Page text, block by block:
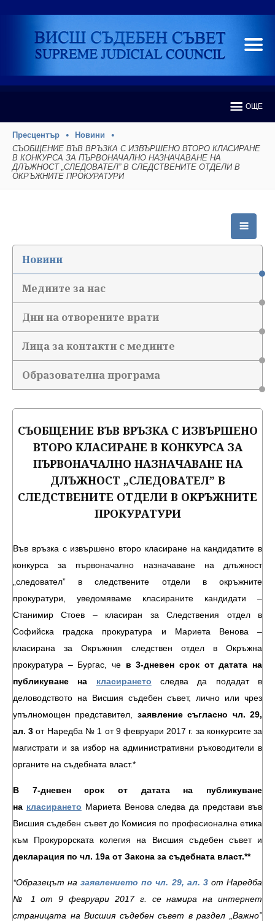
ОЩЕ
Пресцентър
Новини
СЪОБЩЕНИЕ ВЪВ ВРЪЗКА С ИЗВЪРШЕНО ВТОРО КЛАСИРАНЕ
В КОНКУРСА ЗА ПЪРВОНАЧАЛНО НАЗНАЧАВАНЕ НА
ДЛЪЖНОСТ „СЛЕДОВАТЕЛ” В СЛЕДСТВЕНИТЕ ОТДЕЛИ В
ОКРЪЖНИТЕ ПРОКУРАТУРИ
Новини
Медиите за нас
Дни на отворените врати
Лица за контакти с медиите
Образователна програма
СЪОБЩЕНИЕ ВЪВ ВРЪЗКА С ИЗВЪРШЕНО
ВТОРО КЛАСИРАНЕ В КОНКУРСА ЗА
ПЪРВОНАЧАЛНО НАЗНАЧАВАНЕ НА
ДЛЪЖНОСТ „СЛЕДОВАТЕЛ” В
СЛЕДСТВЕНИТЕ ОТДЕЛИ В ОКРЪЖНИТЕ
ПРОКУРАТУРИ
Във връзка с извършено второ класиране на кандидатите в
конкурса за първоначално назначаване на длъжност
„следовател” в следствените отдели в окръжните
прокуратури, уведомяваме класираните кандидати –
Станимир Стоев – класиран за Следствения отдел в
Софийска градска прокуратура и Мариета Венова –
класирана за Окръжния следствен отдел в Окръжна
прокуратура – Бургас, че в 3-дневен срок от датата на
публикуване на
класирането
следва да подадат в
деловодството на Висшия съдебен съвет, лично или чрез
упълномощен представител, заявление съгласно чл. 29,
ал. 3 от Наредба № 1 от 9 февруари 2017 г. за конкурсите за
магистрати и за избор на административни ръководители в
органите на съдебната власт.*
В 7-дневен срок от датата на публикуване
на класирането Мариета Венова следва да представи във
Висшия съдебен съвет до Комисия по професионална етика
към Прокурорската колегия на Висшия съдебен съвет и
декларация по чл. 19а от Закона за съдебната власт.**
*Образецът назаявлението по чл. 29, ал. 3от Наредба
№ 1 от 9 февруари 2017 г. се намира на интернет
страницата на Висшия съдебен съвет в раздел „Важно”